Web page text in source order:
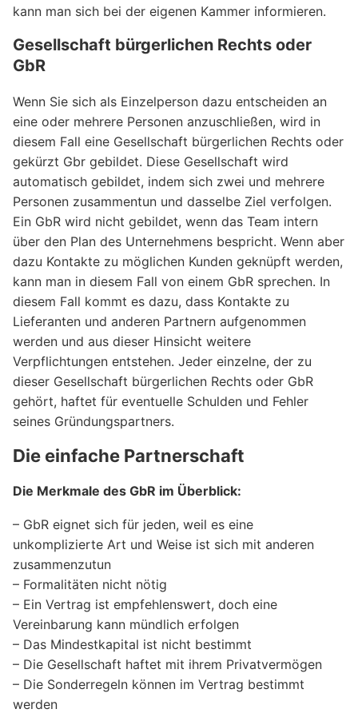
kann man sich bei der eigenen Kammer informieren.
Gesellschaft bürgerlichen Rechts oder
GbR
Wenn Sie sich als Einzelperson dazu entscheiden an
eine oder mehrere Personen anzuschließen, wird in
diesem Fall eine Gesellschaft bürgerlichen Rechts oder
gekürzt Gbr gebildet. Diese Gesellschaft wird
automatisch gebildet, indem sich zwei und mehrere
Personen zusammentun und dasselbe Ziel verfolgen.
Ein GbR wird nicht gebildet, wenn das Team intern
über den Plan des Unternehmens bespricht. Wenn aber
dazu Kontakte zu möglichen Kunden geknüpft werden,
kann man in diesem Fall von einem GbR sprechen. In
diesem Fall kommt es dazu, dass Kontakte zu
Lieferanten und anderen Partnern aufgenommen
werden und aus dieser Hinsicht weitere
Verpflichtungen entstehen. Jeder einzelne, der zu
dieser Gesellschaft bürgerlichen Rechts oder GbR
gehört, haftet für eventuelle Schulden und Fehler
seines Gründungspartners.
Die einfache Partnerschaft
Die Merkmale des GbR im Überblick:
– GbR eignet sich für jeden, weil es eine
unkomplizierte Art und Weise ist sich mit anderen
zusammenzutun
– Formalitäten nicht nötig
– Ein Vertrag ist empfehlenswert, doch eine
Vereinbarung kann mündlich erfolgen
– Das Mindestkapital ist nicht bestimmt
– Die Gesellschaft haftet mit ihrem Privatvermögen
– Die Sonderregeln können im Vertrag bestimmt
werden